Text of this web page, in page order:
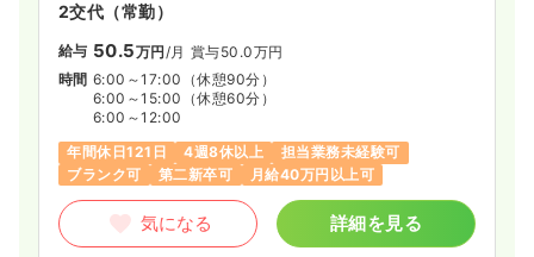
2交代（常勤）
給与 50.5万円/月 賞与50.0万円
時間 6:00～17:00 （休憩90分）
6:00～15:00 （休憩60分）
6:00～12:00
年間休日121日
4週8休以上
担当業務未経験可
ブランク可
第二新卒可 月給40万円以上可
気になる 詳細を見る